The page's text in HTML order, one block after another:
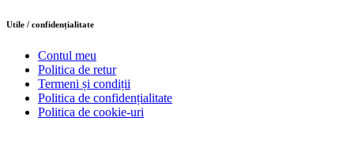
Utile / confidențialitate
Contul meu
Politica de retur
Termeni și condiții
Politica de confidențialitate
Politica de cookie-uri